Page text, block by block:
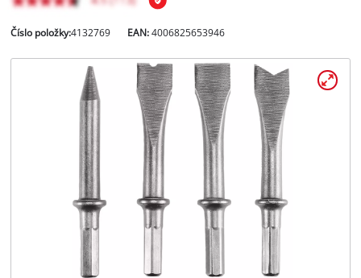
Číslo položky:4132769 EAN:4006825653946